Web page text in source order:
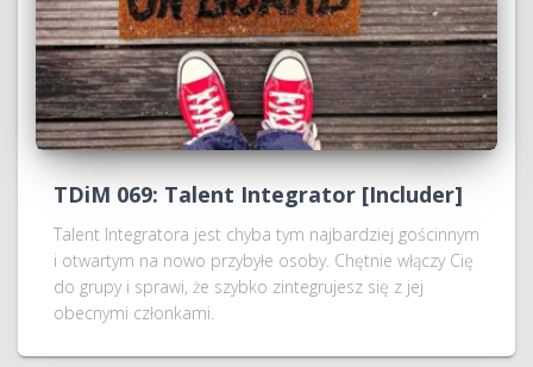
TDiM 069: Talent Integrator [Includer]
Talent Integratora jest chyba tym najbardziej gościnnym
i otwartym na nowo przybyłe osoby. Chętnie włączy Cię
do grupy i sprawi, że szybko zintegrujesz się z jej
obecnymi członkami.